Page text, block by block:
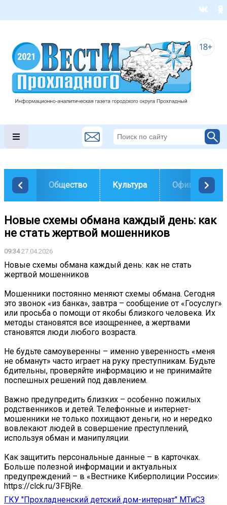
Общество Культура Официально
Новые схемы обмана каждый день: как
не стать жертвой мошенников
09:3427.04.2026
Новые схемы обмана каждый день: как не стать
жертвой мошенников
Мошенники постоянно меняют схемы обмана. Сегодня
это звонок «из банка», завтра – сообщение от «Госуслуг»
или просьба о помощи от якобы близкого человека. Их
методы становятся все изощреннее, а жертвами
становятся люди любого возраста.
Не будьте самоуверенны – именно уверенность «меня
не обманут» часто играет на руку преступникам. Будьте
бдительны, проверяйте информацию и не принимайте
поспешных решений под давлением.
Важно предупредить близких – особенно пожилых
родственников и детей. Телефонные и интернет-
мошенники не только похищают деньги, но и нередко
вовлекают людей в совершение преступлений,
используя обман и манипуляции.
Как защитить персональные данные – в карточках.
Больше полезной информации и актуальных
предупреждений – в «Вестнике Киберполиции России»:
https://clck.ru/3FBjRe.
ГКУ "Прохладненский детский дом-интернат" МТиСЗ